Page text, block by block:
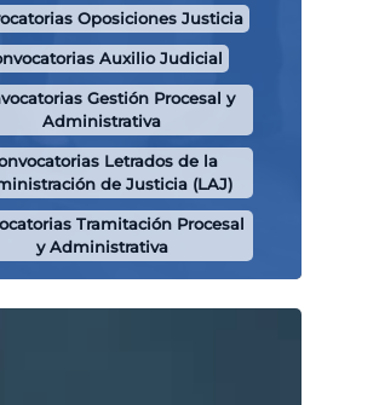
Oposiciones Justicia
Auxilio Judicial
Gestión Procesal y
Administrativa
Letrados de la
de Justicia (LAJ)
Tramitación Procesal
y Administrativa